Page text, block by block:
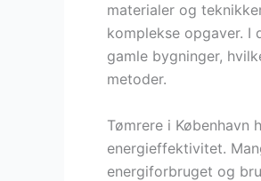
materialer og
komplekse opgaver. I
gamle bygninger,
metoder.
Tømrere i
energieffektivitet.
energiforbruget og